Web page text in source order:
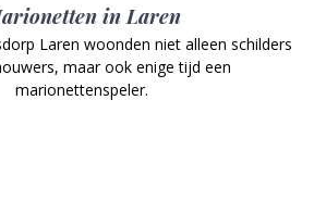
in Laren
Laren woonden niet alleen schilders
maar ook enige tijd een
marionettenspeler.